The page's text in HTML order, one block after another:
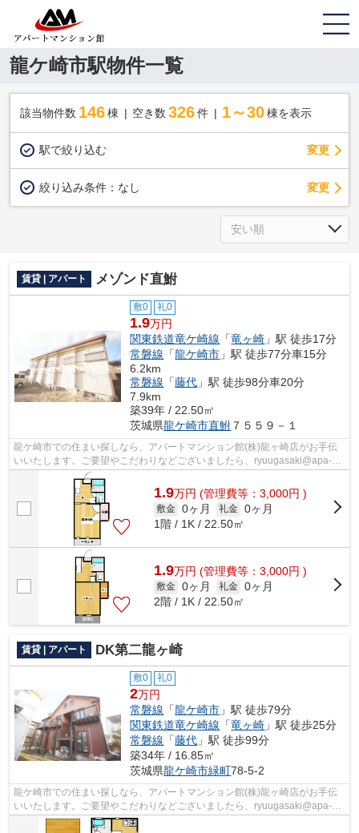
龍ケ崎市駅物件一覧
該当物件数 146棟 空き数 326 件 1～30 棟を表示
駅で絞り込む 変更
絞り込み条件： なし 変更
賃貸 | アパート メゾンド直鮒
敷0 礼0
1.9万円
関東鉄道竜ケ崎線 「竜ヶ崎 」駅 徒歩17分
常磐線 「龍ケ崎市 」駅 徒歩77分車15分
6.2km
常磐線 「藤代 」駅 徒歩98分車20分
7.9km
築39年 / 22.50㎡
茨城県龍ケ崎市直鮒 ７５５９－１
龍ケ崎市での住まい探しなら、アパートマンション館(株)龍ヶ崎店がお手伝
いいたします。ご要望やこだわりなどございましたら、ryuugasaki@apa-
to.co.jpにてお申し付け下さい。お部屋探...
1.9万円 (管理費等：3,000円 )
敷金 0ヶ月 礼金 0ヶ月
1階 / 1K / 22.50㎡
1.9万円 (管理費等：3,000円 )
敷金 0ヶ月 礼金 0ヶ月
2階 / 1K / 22.50㎡
賃貸 | アパート DK第二龍ヶ崎
敷0 礼0
2万円
常磐線 「龍ケ崎市 」駅 徒歩79分
関東鉄道竜ケ崎線 「竜ヶ崎 」駅 徒歩25分
常磐線 「藤代 」駅 徒歩99分
築34年 / 16.85㎡
茨城県龍ケ崎市緑町78-5-2
龍ケ崎市での住まい探しなら、アパートマンション館(株)龍ヶ崎店がお手伝
いいたします。ご要望やこだわりなどございましたら、ryuugasaki@apa-
to.co.jpにてお申し付け下さい。お部屋探...